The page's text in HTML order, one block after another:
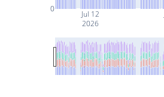
Jul 12
2026
0